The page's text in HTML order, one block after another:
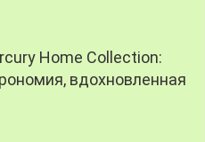
Home Collection:
вдохновленная